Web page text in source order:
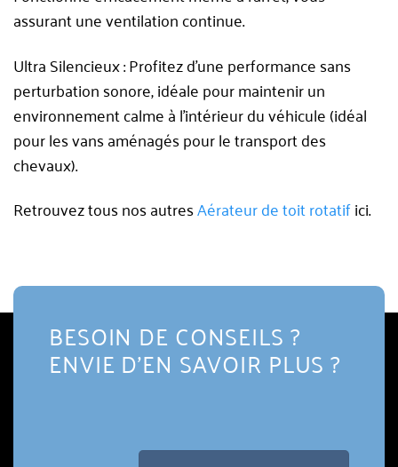
assurant une ventilation continue.
Ultra Silencieux : Profitez d’une performance sans
perturbation sonore, idéale pour maintenir un
environnement calme à l’intérieur du véhicule (idéal
pour les vans aménagés pour le transport des
chevaux).
Retrouvez tous nos autresAérateur de toit rotatifici.
BESOIN DE CONSEILS ?
ENVIE D'EN SAVOIR PLUS ?